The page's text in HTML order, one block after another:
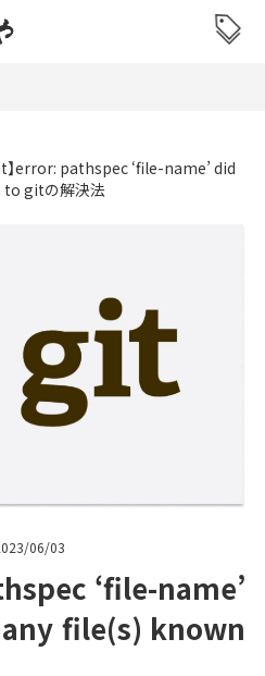
】error: pathspec ‘file-name’ did
gitの解決法
06/03
‘file-name’
file(s) known